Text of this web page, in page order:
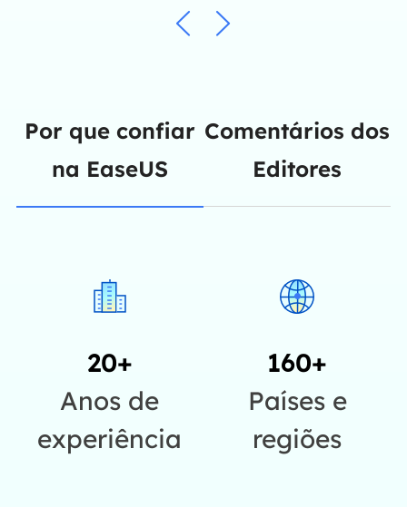
Por que confiar
na EaseUS
Comentários dos
Editores
20+
Anos de
experiência
160+
Países e
regiões